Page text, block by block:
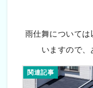
雨仕舞については
いますので、
関連記事